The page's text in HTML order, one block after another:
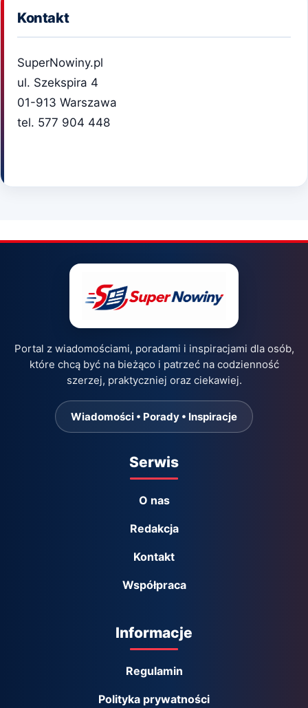
Kontakt
SuperNowiny.pl
ul. Szekspira 4
01-913 Warszawa
tel. 577 904 448
Portal z wiadomościami, poradami i inspiracjami dla osób,
które chcą być na bieżąco i patrzeć na codzienność
szerzej, praktyczniej oraz ciekawiej.
Wiadomości • Porady • Inspiracje
Serwis
O nas
Redakcja
Kontakt
Współpraca
Informacje
Regulamin
Polityka prywatności